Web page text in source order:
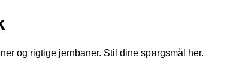
og rigtige jernbaner. Stil dine spørgsmål her.